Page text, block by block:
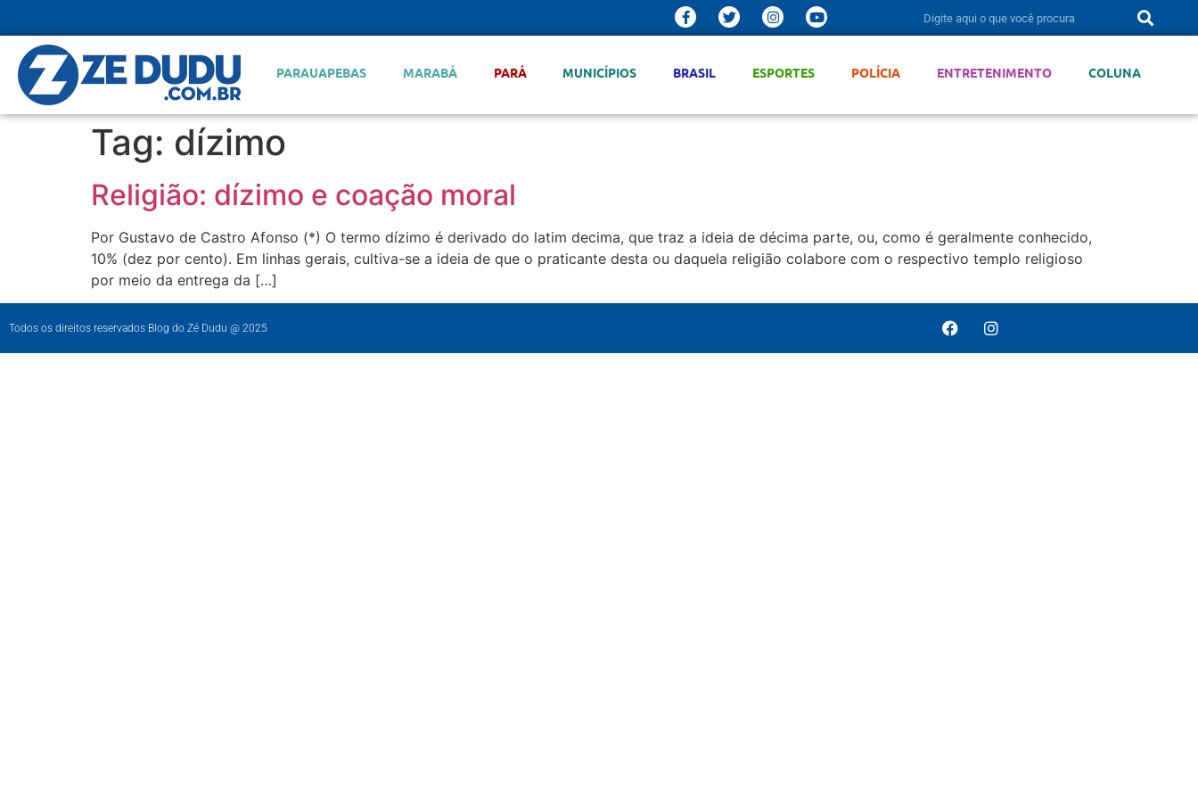
PARAUAPEBAS MARABÁ PARÁ MUNICÍPIOS BRASIL ESPORTES POLÍCIA ENTRETENIMENTO COLUNA
Tag: dízimo
Religião: dízimo e coação moral
Por Gustavo de Castro Afonso (*) O termo dízimo é derivado do latim decima, que traz a ideia de décima parte, ou, como é geralmente conhecido,
10% (dez por cento). Em linhas gerais, cultiva-se a ideia de que o praticante desta ou daquela religião colabore com o respectivo templo religioso
por meio da entrega da […]
Todos os direitos reservados Blog do Zé Dudu @ 2025